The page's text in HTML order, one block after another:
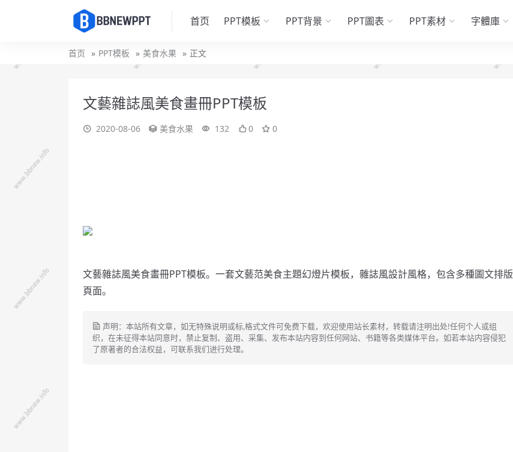
首页 PPT模板 PPT背景 PPT圖表 PPT素材 字體庫
首页 PPT模板 美食水果 正文
文藝雜誌風美食畫冊PPT模板
2020-08-06 美食水果 132 0 0
文藝雜誌風美食畫冊PPT模板。 一套文藝范美食主題幻燈片模板，雜誌風設計風格，包含多種圖文排版
頁面。
声明：本站所有文章，如无特殊说明或标,格式文件可免费下载，欢迎使用站长素材，转载请注明出处!任何个人或组
织，在未征得本站同意时，禁止复制、盗用、采集、发布本站内容到任何网站、书籍等各类媒体平台。如若本站内容侵犯
了原著者的合法权益，可联系我们进行处理。